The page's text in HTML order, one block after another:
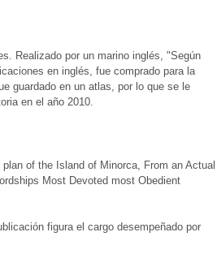
Realizado por un marino inglés, "Según
en inglés, fue comprado para la
guardado en un atlas, por lo que se le
en el año 2010.
of the Island of Minorca, From an Actual
Most Devoted most Obedient
figura el cargo desempeñado por